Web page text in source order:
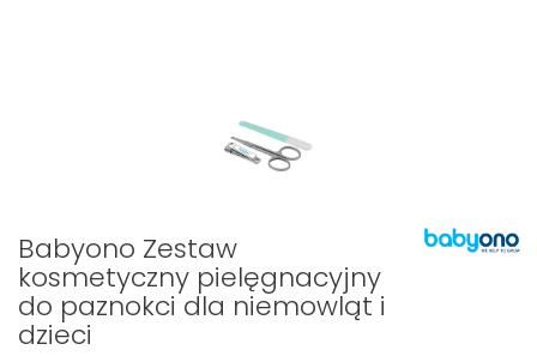
Babyono Zestaw
kosmetyczny pielęgnacyjny
do paznokci dla niemowląt i
dzieci